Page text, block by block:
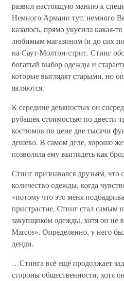
развил настоящую манию к
Немного Армани тут, немного
казалось, прямо укусила какая-
любимым магазином (и до сих
на Саут-Молтон-стрит. Стинг
богатый выбор одежды и
которые выглядят старыми, но
являются.
К середине девяностых он
рубашек стоимостью по двести-
костюмов по цене две тысячи
дешево. В самом деле, хорошо же
позволяла ему выглядеть как
Стинг признавался друзьям, что
количество одежды, когда
«потому что это меня
пристрастие, Стинг стал самым
закупщиком одежды, хотя он не
Marcos». Определенно, у него
денди.
…Стинга всё ещё продолжает
стороны общественности, хотя